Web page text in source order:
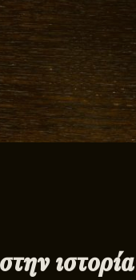
ιστορία